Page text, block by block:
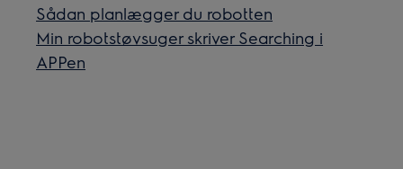
Sådan planlægger du robotten
Min robotstøvsuger skriver Searching i
APPen